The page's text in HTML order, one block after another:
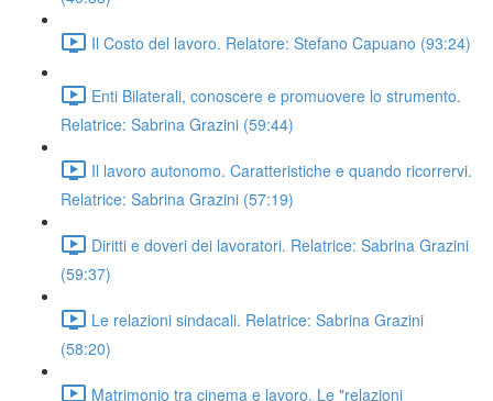
Il Costo del lavoro. Relatore: Stefano Capuano (93:24)
Enti Bilaterali, conoscere e promuovere lo strumento.
Relatrice: Sabrina Grazini (59:44)
Il lavoro autonomo. Caratteristiche e quando ricorrervi.
Relatrice: Sabrina Grazini (57:19)
Diritti e doveri dei lavoratori. Relatrice: Sabrina Grazini
(59:37)
Le relazioni sindacali. Relatrice: Sabrina Grazini
(58:20)
Matrimonio tra cinema e lavoro. Le "relazioni